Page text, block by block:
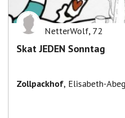
NetterWolf, 72
Skat JEDEN Sonntag
Zollpackhof, Elisabeth-